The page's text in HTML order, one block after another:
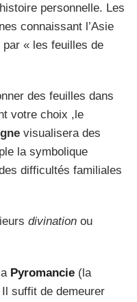
personnelle. Les
connaissant l’Asie
« les feuilles de
des feuilles dans
votre choix ,le
visualisera des
la symbolique
difficultés familiales
divination ou
Pyromancie (la
suffit de demeurer